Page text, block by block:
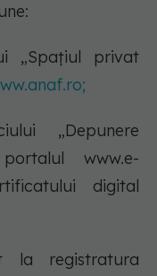
„Spațiul privat
„Depunere
www.e-
digital
registratura